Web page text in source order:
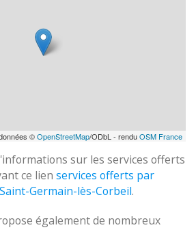
©OpenStreetMap/ODbL - renduOSM France
sur les services offerts
ce lien services offerts par
Germain-lès-Corbeil.
également de nombreux